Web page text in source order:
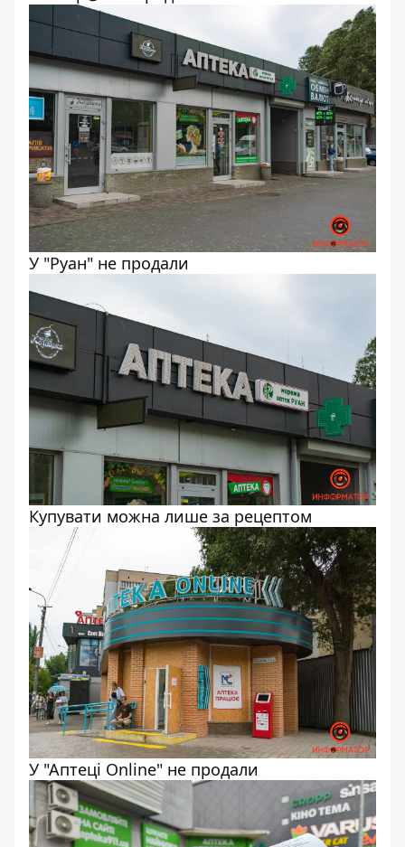
У "Руан" не продали
Купувати можна лише за рецептом
У "Аптеці Online" не продали